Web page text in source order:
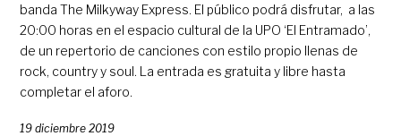
banda The Milkyway Express. El público podrá disfrutar, a las
20:00 horas en el espacio cultural de la UPO ‘El Entramado’,
de un repertorio de canciones con estilo propio llenas de
rock, country y soul. La entrada es gratuita y libre hasta
completar el aforo.
19 diciembre 2019